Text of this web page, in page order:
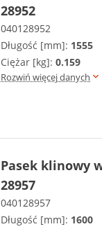
28952
040128952
Długość [mm]: 1555
Ciężar [kg]: 0.159
Rozwiń więcej danych
Pasek klinowy
28957
040128957
Długość [mm]: 1600